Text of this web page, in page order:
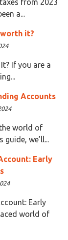
from 2023
a...
it?
If you are a
Accounts
world of
we’ll...
Early
Early
world of